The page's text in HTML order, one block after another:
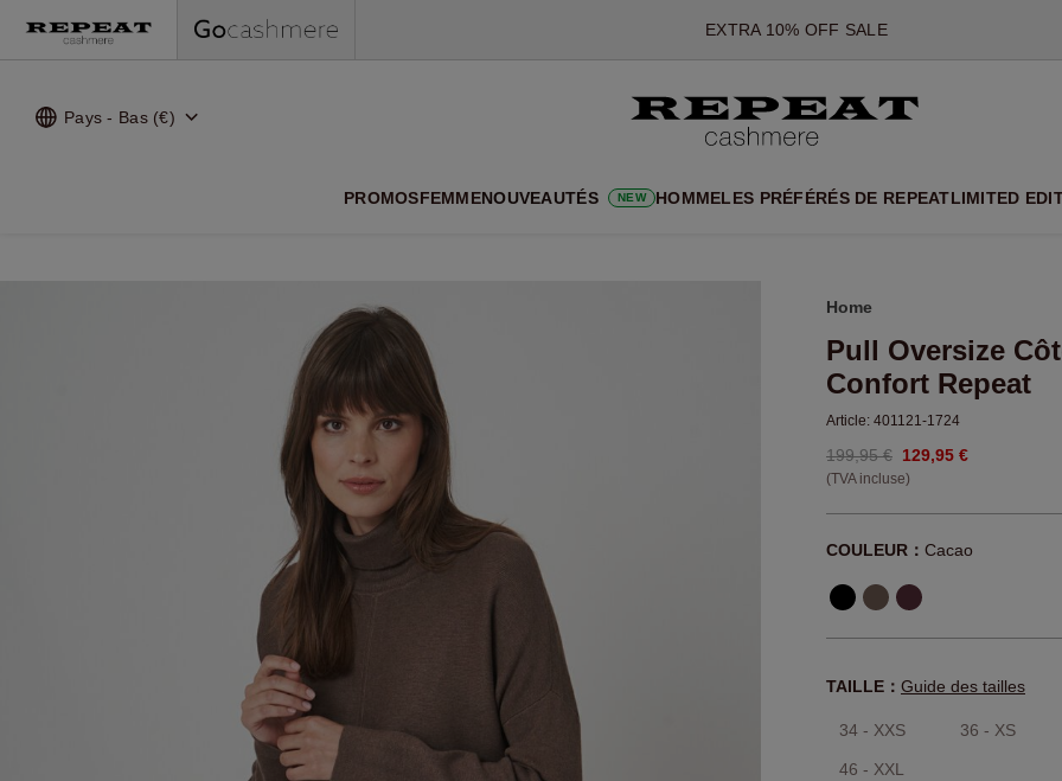
*CETTE OFFRE EST VALABLE JUSQU'AU 12 AOÛT 2026
*NON VALABLE SUR LIMITED EDITION
*EXCEPTIONS PEUVENT S'APPLIQUER
NOUVEAUTÉS EN CACHEMIRE
EXTRA 10% OFF SALE
Pays - Bas (€)
PROMOSFEMMENOUVEAUTÉS NEW HOMMELES PRÉFÉRÉS DE REPEATLIMITED
Home
Pull Oversize
Confort Repeat
Article: 401121-1724
199,95 € 129,95 €
(TVA incluse)
COULEUR： Cacao
TAILLE： Guide des tailles
34 - XXS 36 - XS
46 - XXL